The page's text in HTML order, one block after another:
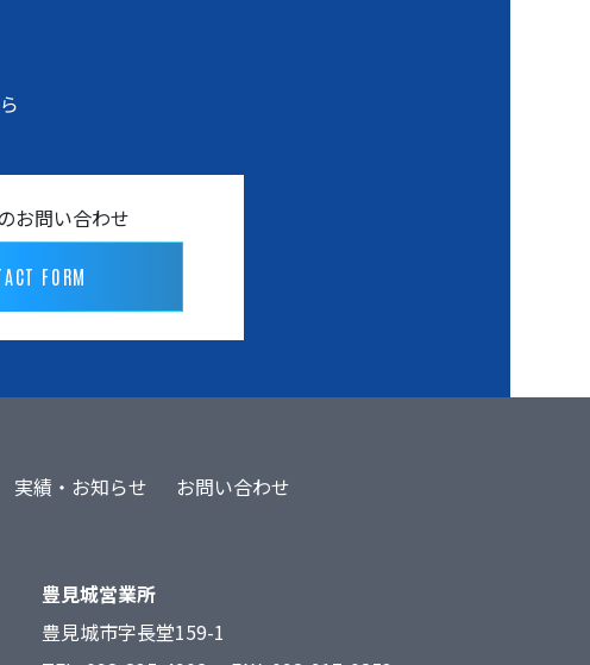
お問い合わせ
FORM
実績・お知らせ お問い合わせ
豊見城営業所
豊見城市字長堂159-1